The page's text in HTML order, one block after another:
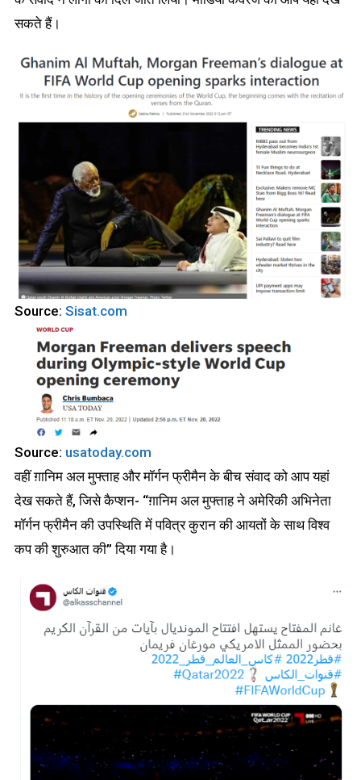
सकते हैं।
Source: Sisat.com
Source: usatoday.com
वहीं ग़ानिम अल मुफ्ताह और मॉर्गन फ्रीमैन के बीच संवाद को आप यहां
देख सकते हैं, जिसे कैप्शन- “ग़ानिम अल मुफ्ताह ने अमेरिकी अभिनेता
मॉर्गन फ्रीमैन की उपस्थिति में पवित्र कुरान की आयतों के साथ विश्व
कप की शुरुआत की” दिया गया है।